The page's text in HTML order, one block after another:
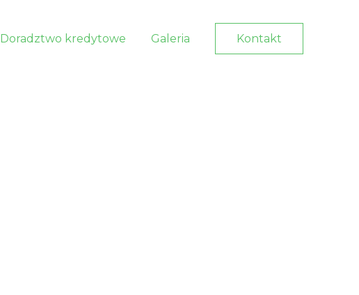
Doradztwo kredytowe Galeria Kontakt